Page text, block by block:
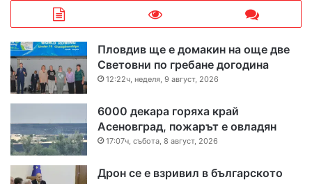
Пловдив ще е домакин на още две
Световни по гребане догодина
12:22ч, неделя, 9 август, 2026
6000 декара горяха край
Асеновград, пожарът е овладян
17:07ч, събота, 8 август, 2026
Дрон се е взривил в българското